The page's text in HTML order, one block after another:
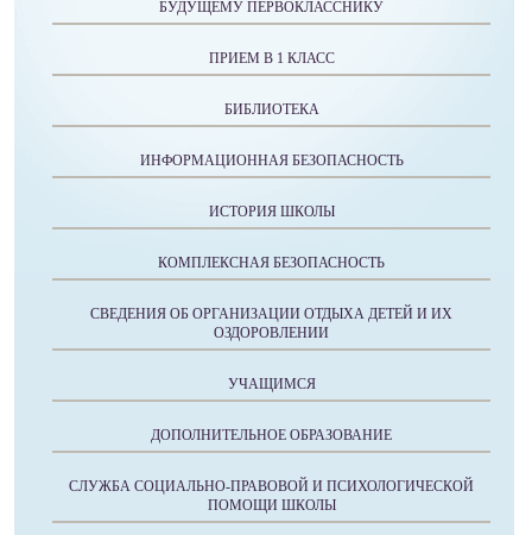
БУДУЩЕМУ ПЕРВОКЛАССНИКУ
ПРИЕМ В 1 КЛАСС
БИБЛИОТЕКА
ИНФОРМАЦИОННАЯ БЕЗОПАСНОСТЬ
ИСТОРИЯ ШКОЛЫ
КОМПЛЕКСНАЯ БЕЗОПАСНОСТЬ
СВЕДЕНИЯ ОБ ОРГАНИЗАЦИИ ОТДЫХА ДЕТЕЙ И ИХ
ОЗДОРОВЛЕНИИ
УЧАЩИМСЯ
ДОПОЛНИТЕЛЬНОЕ ОБРАЗОВАНИЕ
СЛУЖБА СОЦИАЛЬНО-ПРАВОВОЙ И ПСИХОЛОГИЧЕСКОЙ
ПОМОЩИ ШКОЛЫ